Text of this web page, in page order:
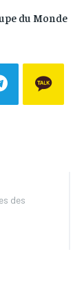
des
du Monde